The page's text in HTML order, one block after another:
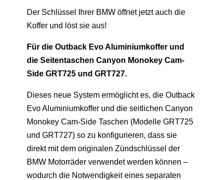
Der Schlüssel Ihrer BMW öffnet jetzt auch die
Koffer und löst sie aus!
Für die Outback Evo Aluminiumkoffer und
die Seitentaschen Canyon Monokey Cam-
Side GRT725 und GRT727.
Dieses neue System ermöglicht es, die Outback
Evo Aluminiumkoffer und die seitlichen Canyon
Monokey Cam-Side Taschen (Modelle GRT725
und GRT727) so zu konfigurieren, dass sie
direkt mit dem originalen Zündschlüssel der
BMW Motorräder verwendet werden können –
wodurch die Notwendigkeit eines separaten